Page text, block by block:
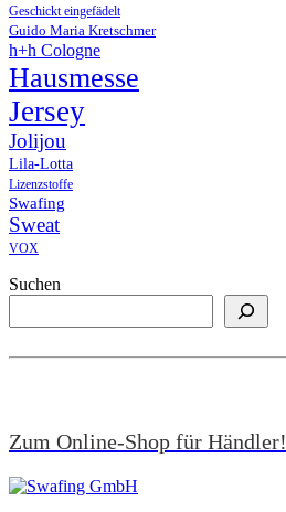
Geschickt eingefädelt
Guido Maria Kretschmer
h+h Cologne
Hausmesse
Jersey
Jolijou
Lila-Lotta
Lizenzstoffe
Swafing
Sweat
VOX
Suchen
Zum Online-Shop für Händler!